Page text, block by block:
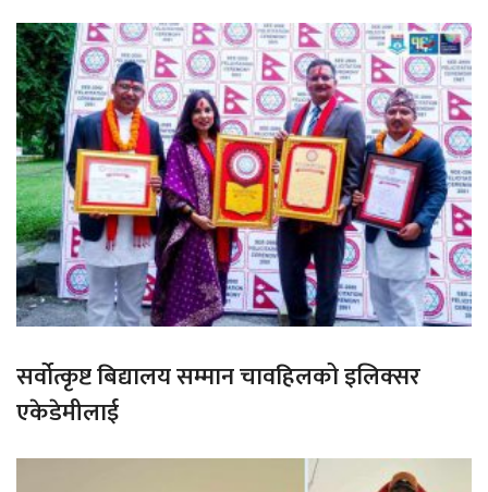
सर्वोत्कृष्ट बिद्यालय सम्मान चावहिलको इलिक्सर
एकेडेमीलाई